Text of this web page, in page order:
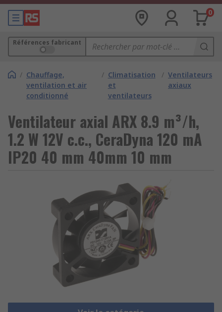
0
Références fabricant
/ Chauffage,
ventilation et air
conditionné
/ Climatisation
et
ventilateurs
/ Ventilateurs
axiaux
Ventilateur axial ARX 8.9 m³/h,
1.2 W 12V c.c., CeraDyna 120 mA
IP20 40 mm 40mm 10 mm